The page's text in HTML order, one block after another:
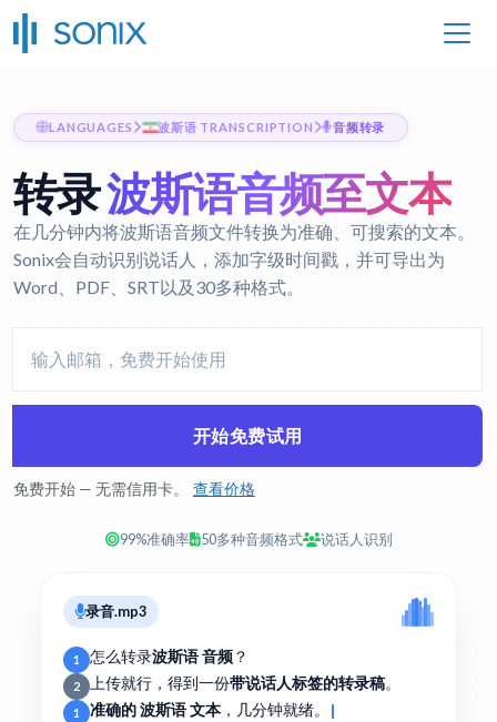
LANGUAGES 波斯语 TRANSCRIPTION 音频转录
转录波斯语音频至文本
在几分钟内将波斯语音频文件转换为准确、可搜索的文本。
Sonix会自动识别说话人，添加字级时间戳，并可导出为
Word、PDF、SRT以及30多种格式。
开始免费试用
免费开始 — 无需信用卡。 查看价格
99%准确率 50多种音频格式 说话人识别
录音.mp3
1 怎么转录波斯语 音频 ？
2 上传就行，得到一份带说话人标签的转录稿。
1 准确的 波斯语 文本，几分钟就绪。